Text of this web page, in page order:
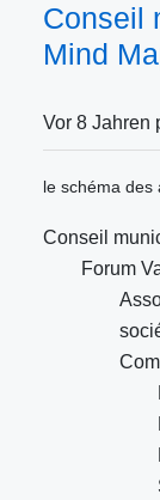
Conseil
Mind
Vor 8 Jahren
le schéma des
Conseil
Forum